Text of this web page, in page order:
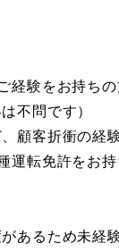
経験をお持ち
不問です）
顧客折衝の経
運転免許をお
あるため未経